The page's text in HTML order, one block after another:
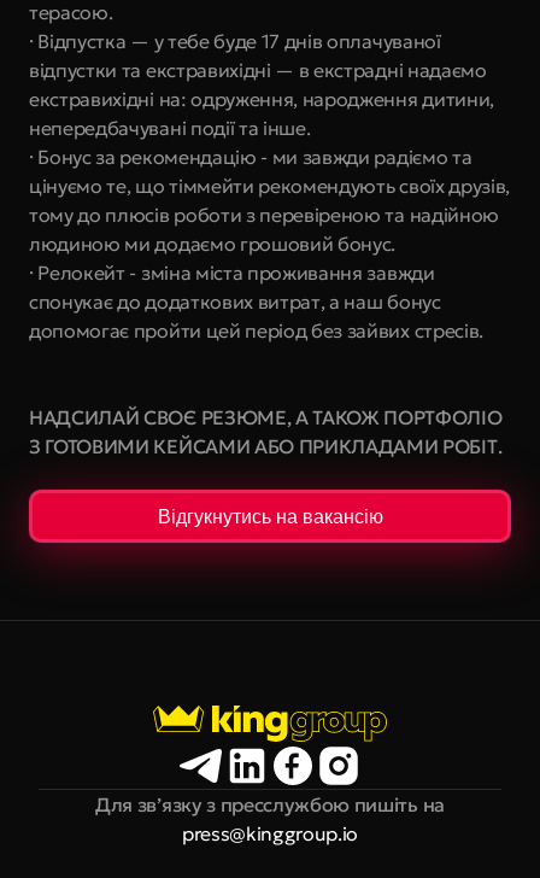
терасою.
· Відпустка — у тебе буде 17 днів оплачуваної
відпустки та екстравихідні — в екстрадні надаємо
екстравихідні на: одруження, народження дитини,
непередбачувані події та інше.
· Бонус за рекомендацію - ми завжди радіємо та
цінуємо те, що тіммейти рекомендують своїх друзів,
тому до плюсів роботи з перевіреною та надійною
людиною ми додаємо грошовий бонус.
· Релокейт - зміна міста проживання завжди
спонукає до додаткових витрат, а наш бонус
допомогає пройти цей період без зайвих стресів.
НАДСИЛАЙ СВОЄ РЕЗЮМЕ, А ТАКОЖ ПОРТФОЛІО
З ГОТОВИМИ КЕЙСАМИ АБО ПРИКЛАДАМИ РОБІТ.
Відгукнутись на вакансію
Для зв’язку з пресслужбою пишіть на
press@kinggroup.io